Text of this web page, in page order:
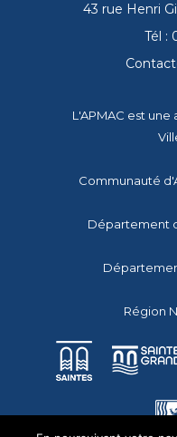
43 rue Henri
Tél :
L'APMAC est
Communauté
Département
Région